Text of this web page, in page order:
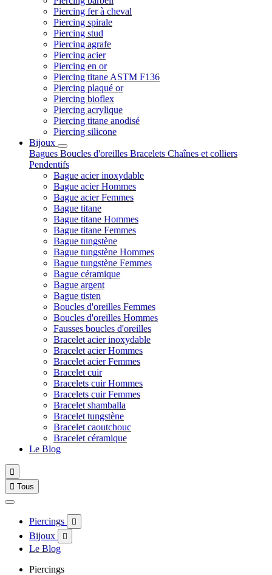
Piercing fer à cheval
Piercing spirale
Piercing stud
Piercing agrafe
Piercing acier
Piercing en or
Piercing titane ASTM F136
Piercing plaqué or
Piercing bioflex
Piercing acrylique
Piercing titane anodisé
Piercing silicone
Bijoux
Bagues Boucles d'oreilles Bracelets Chaînes et colliers
Pendentifs
Bague acier inoxydable
Bague acier Hommes
Bague acier Femmes
Bague titane
Bague titane Hommes
Bague titane Femmes
Bague tungstène
Bague tungstène Hommes
Bague tungstène Femmes
Bague céramique
Bague argent
Bague tisten
Boucles d'oreilles Femmes
Boucles d'oreilles Hommes
Fausses boucles d'oreilles
Bracelet acier inoxydable
Bracelet acier Hommes
Bracelet acier Femmes
Bracelet cuir
Bracelets cuir Hommes
Bracelets cuir Femmes
Bracelet shamballa
Bracelet tungstène
Bracelet caoutchouc
Bracelet céramique
Le Blog

 Tous
Piercings 
Bijoux 
Le Blog
Piercings